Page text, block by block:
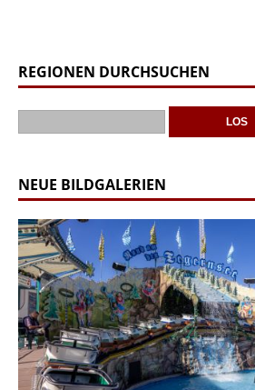
REGIONEN DURCHSUCHEN
NEUE BILDGALERIEN